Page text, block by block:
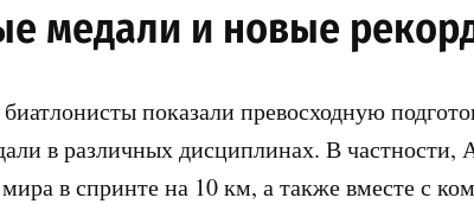
медали и новые
показали превосходную
в различных дисциплинах. В частности,
в спринте на 10 км, а также вместе с